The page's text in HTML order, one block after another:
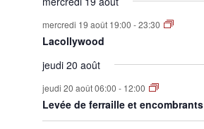
mercredi 19 août 19:00 -23:30
Lacollywood
jeudi 20 août
jeudi 20 août 06:00 - 12:00
Levée de ferraille et encombrants